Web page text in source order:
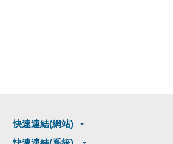
快速連結(網站)